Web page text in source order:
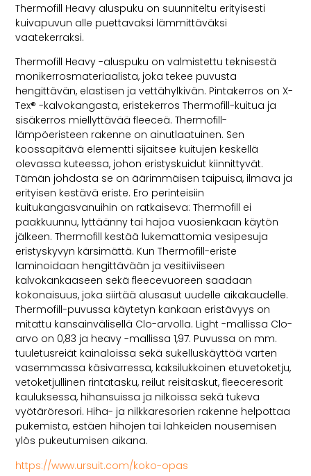
Thermofill Heavy aluspuku on suunniteltu erityisesti
kuivapuvun alle puettavaksi lämmittäväksi
vaatekerraksi.
Thermofill Heavy -aluspuku on valmistettu teknisestä
monikerrosmateriaalista, joka tekee puvusta
hengittävän, elastisen ja vettähylkivän. Pintakerros on X-
Tex® -kalvokangasta, eristekerros Thermofill-kuitua ja
sisäkerros miellyttävää fleeceä. Thermofill-
lämpöeristeen rakenne on ainutlaatuinen. Sen
koossapitävä elementti sijaitsee kuitujen keskellä
olevassa kuteessa, johon eristyskuidut kiinnittyvät.
Tämän johdosta se on äärimmäisen taipuisa, ilmava ja
erityisen kestävä eriste. Ero perinteisiin
kuitukangasvanuihin on ratkaiseva: Thermofill ei
paakkuunnu, lyttäänny tai hajoa vuosienkaan käytön
jälkeen. Thermofill kestää lukemattomia vesipesuja
eristyskyvyn kärsimättä. Kun Thermofill-eriste
laminoidaan hengittävään ja vesitiiviiseen
kalvokankaaseen sekä fleecevuoreen saadaan
kokonaisuus, joka siirtää alusasut uudelle aikakaudelle.
Thermofill-puvussa käytetyn kankaan eristävyys on
mitattu kansainvälisellä Clo-arvolla. Light -mallissa Clo-
arvo on 0,83 ja heavy -mallissa 1,97. Puvussa on mm.
tuuletusreiät kainaloissa sekä sukelluskäyttöä varten
vasemmassa käsivarressa, kaksilukkoinen etuvetoketju,
vetoketjullinen rintatasku, reilut reisitaskut, fleeceresorit
kauluksessa, hihansuissa ja nilkoissa sekä tukeva
vyötäröresori. Hiha- ja nilkkaresorien rakenne helpottaa
pukemista, estäen hihojen tai lahkeiden nousemisen
ylös pukeutumisen aikana.
https://www.ursuit.com/koko-opas